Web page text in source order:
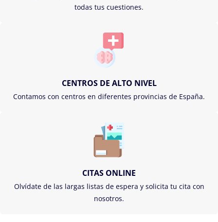
todas tus cuestiones.
CENTROS DE ALTO NIVEL
Contamos con centros en diferentes provincias de España.
CITAS ONLINE
Olvídate de las largas listas de espera y solicita tu cita con
nosotros.